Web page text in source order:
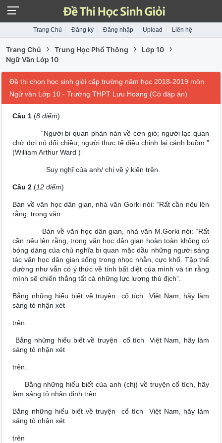
Trang Chủ Đăng ký Đăng nhập Upload Liên hệ
Trang Chủ › Trung Học Phổ Thông › Lớp 10 ›
Ngữ Văn Lớp 10
Đề thi chọn học sinh giỏi cấp trường năm học 2018-2019 môn
Ngữ văn Lớp 10 - Trường THPT Lưu Hoàng (Có đáp án)
Câu 1 (8 điểm).
“Người bi quan phàn nàn về cơn gió; người lạc quan
chờ đợi nó đổi chiều; người thực tế điều chỉnh lại cánh buồm.”
(William Arthur Ward )
Suy nghĩ của anh/ chị về ý kiến trên.
Câu 2 (12 điểm)
Bàn về văn học dân gian, nhà văn Gorki nói: “Rất cần nêu lên
rằng, trong văn
Bàn về văn học dân gian, nhà văn M.Gorki nói: “Rất
cần nêu lên rằng, trong văn học dân gian hoàn toàn không có
bóng dáng của chủ nghĩa bi quan mặc dầu những người sáng
tác văn học dân gian sống trong nhọc nhằn, cực khổ. Tập thể
dường như vẫn có ý thức về tính bất diệt của mình và tin rằng
mình sẽ chiến thắng tất cả những lực lượng thù địch”.
Bằng những hiểu biết về truyện cổ tích Việt Nam, hãy làm
sáng tỏ nhận xét
trên.
Bằng những hiểu biết về truyện cổ tích Việt Nam, hãy làm
sáng tỏ nhận xét
trên.
Bằng những hiểu biết của anh (chị) về truyện cổ tích, hãy
làm sáng tỏ nhận định trên.
Bằng những hiểu biết về truyện cổ tích Việt Nam, hãy làm
sáng tỏ nhận xét
trên